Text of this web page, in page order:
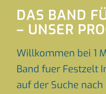
DAS BAND
– UNSER
Willkommen bei 1
Band fuer Festzelt
auf der Suche